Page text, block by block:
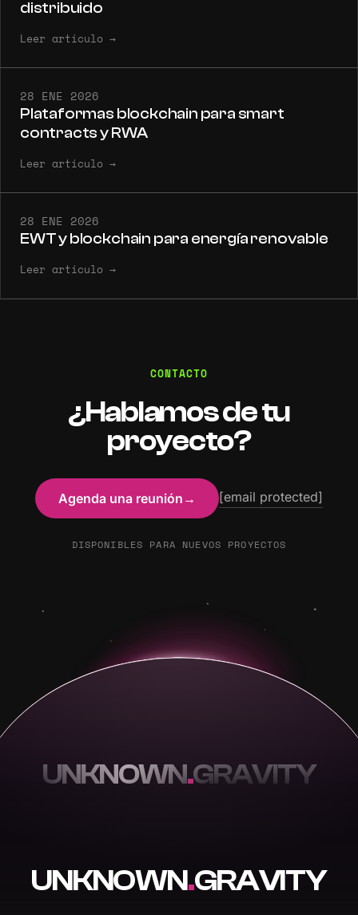
distribuido
Leer artículo →
28 ENE 2026
Plataformas blockchain para smart
contracts y RWA
Leer artículo →
28 ENE 2026
EWT y blockchain para energía renovable
Leer artículo →
CONTACTO
¿Hablamos de tu
proyecto?
Agenda una reunión → [email protected]
DISPONIBLES PARA NUEVOS PROYECTOS
UNKNOWN.GRAVITY
UNKNOWN.GRAVITY